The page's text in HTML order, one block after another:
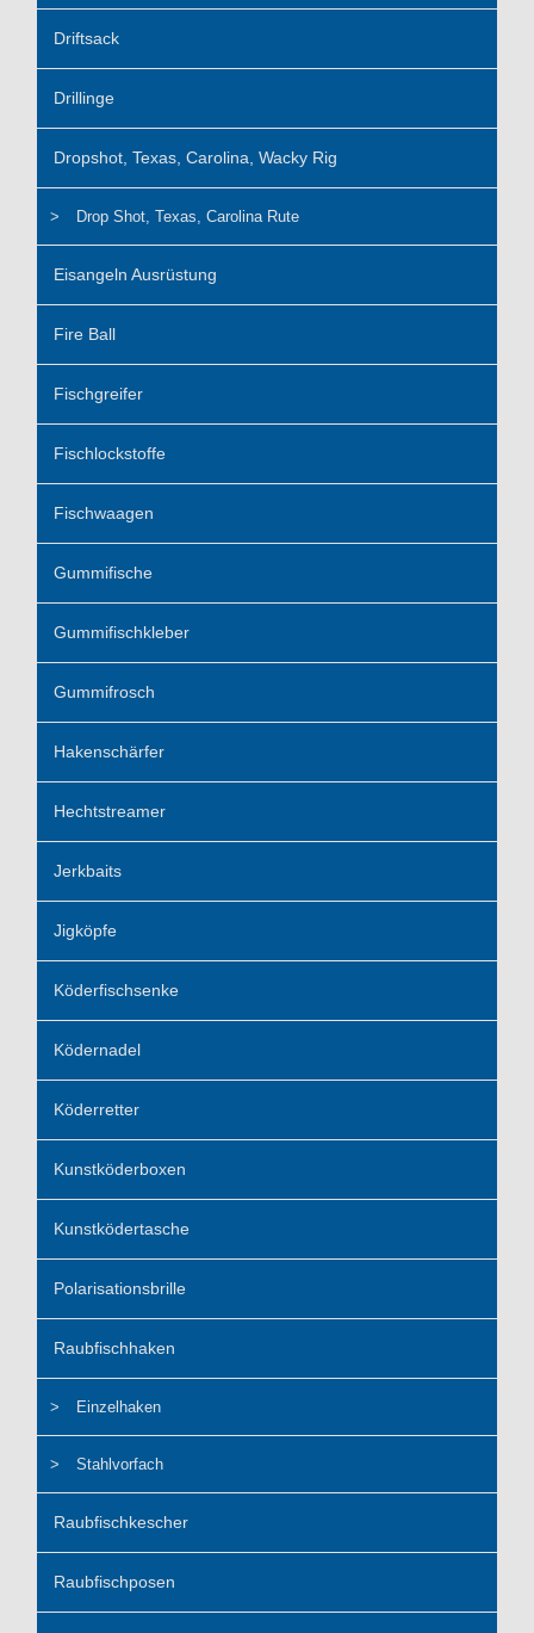
Driftsack
Drillinge
Dropshot, Texas, Carolina, Wacky Rig
Drop Shot, Texas, Carolina Rute
Eisangeln Ausrüstung
Fire Ball
Fischgreifer
Fischlockstoffe
Fischwaagen
Gummifische
Gummifischkleber
Gummifrosch
Hakenschärfer
Hechtstreamer
Jerkbaits
Jigköpfe
Köderfischsenke
Ködernadel
Köderretter
Kunstköderboxen
Kunstködertasche
Polarisationsbrille
Raubfischhaken
Einzelhaken
Stahlvorfach
Raubfischkescher
Raubfischposen